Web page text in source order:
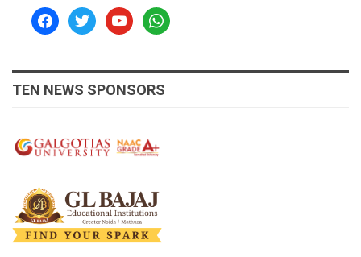
facebooktwitteryoutubewhatsapp
TEN NEWS SPONSORS